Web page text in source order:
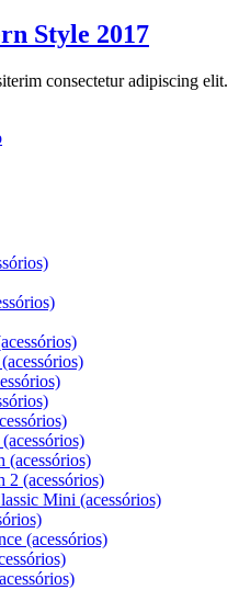
Style 2017
consectetur adipiscing elit.
(acessórios)
2 (acessórios)
Mini (acessórios)
(acessórios)